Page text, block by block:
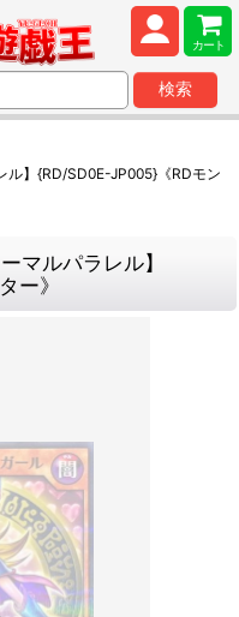
カート
検索
ル】{RD/SD0E-JP005}《RDモン
マルパラレル】
ー》